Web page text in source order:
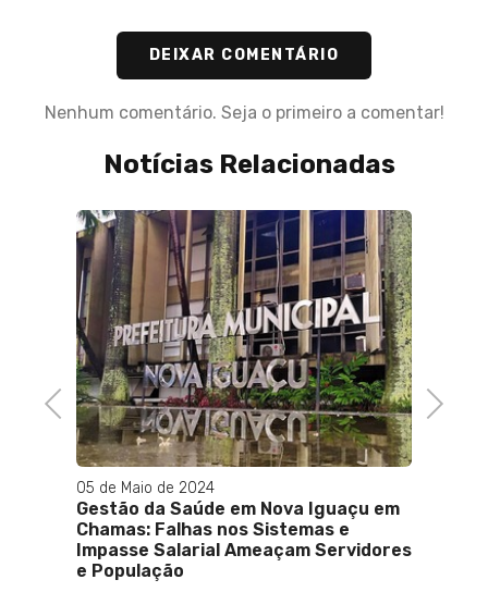
DEIXAR COMENTÁRIO
Nenhum comentário. Seja o primeiro a comentar!
Notícias Relacionadas
Previous
05 de Maio de 2024
Gestão da Saúde em Nova Iguaçu em
Chamas: Falhas nos Sistemas e
Impasse Salarial Ameaçam Servidores
e População
Next